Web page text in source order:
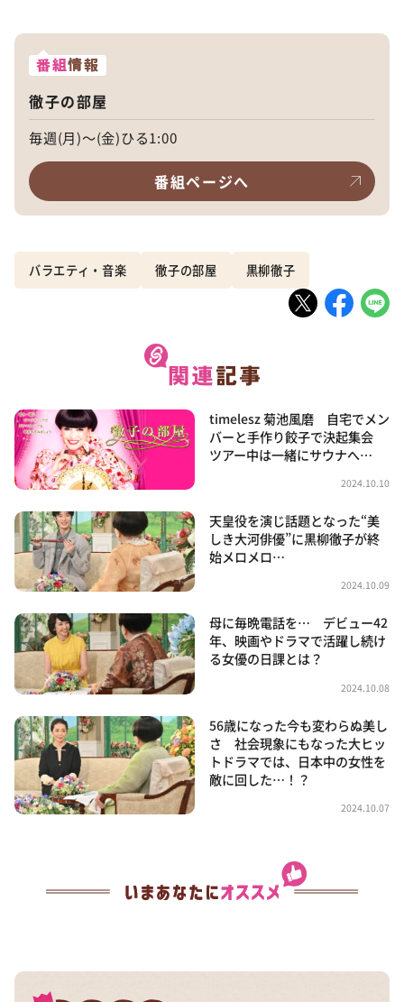
番組情報
徹子の部屋
毎週(月)～(金)ひる1:00
番組ページへ
バラエティ・音楽 徹子の部屋 黒柳徹子
timelesz 菊池風磨 自宅でメン
バーと手作り餃子で決起集会
ツアー中は一緒にサウナへ…
2024.10.10
天皇役を演じ話題となった“美
しき大河俳優”に黒柳徹子が終
始メロメロ…
2024.10.09
母に毎晩電話を… デビュー42
年、映画やドラマで活躍し続け
る女優の日課とは？
2024.10.08
56歳になった今も変わらぬ美し
さ 社会現象にもなった大ヒッ
トドラマでは、日本中の女性を
敵に回した…！？
2024.10.07